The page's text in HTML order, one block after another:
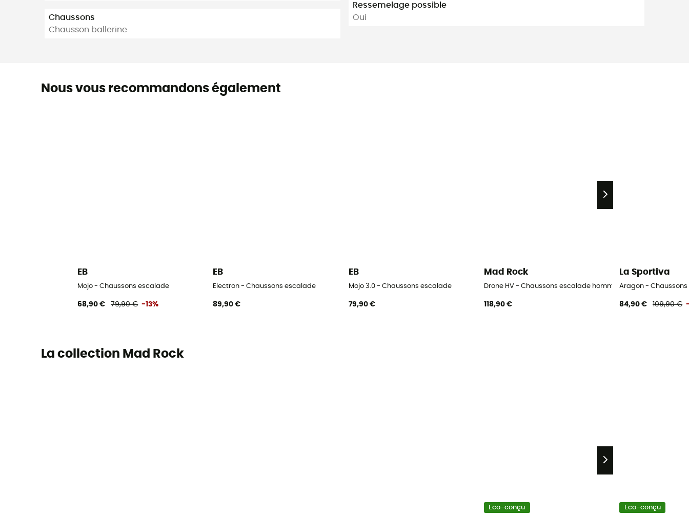
Chaussons
Chausson ballerine
Ressemelage possible
Oui
Nous vous recommandons également
EB
Mojo - Chaussons escalade
68,90 € 79,90 € -13%
EB
Electron - Chaussons escalade
89,90 €
EB
Mojo 3.0 - Chaussons escalade
79,90 €
Mad Rock
Drone HV - Chaussons escalade homme
118,90 €
La Sportiva
Aragon -
84,90 € 109,90 €
La collection Mad Rock
Eco-conçu Eco-conçu